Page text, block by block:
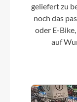
geliefert zu
noch das
oder E-
auf